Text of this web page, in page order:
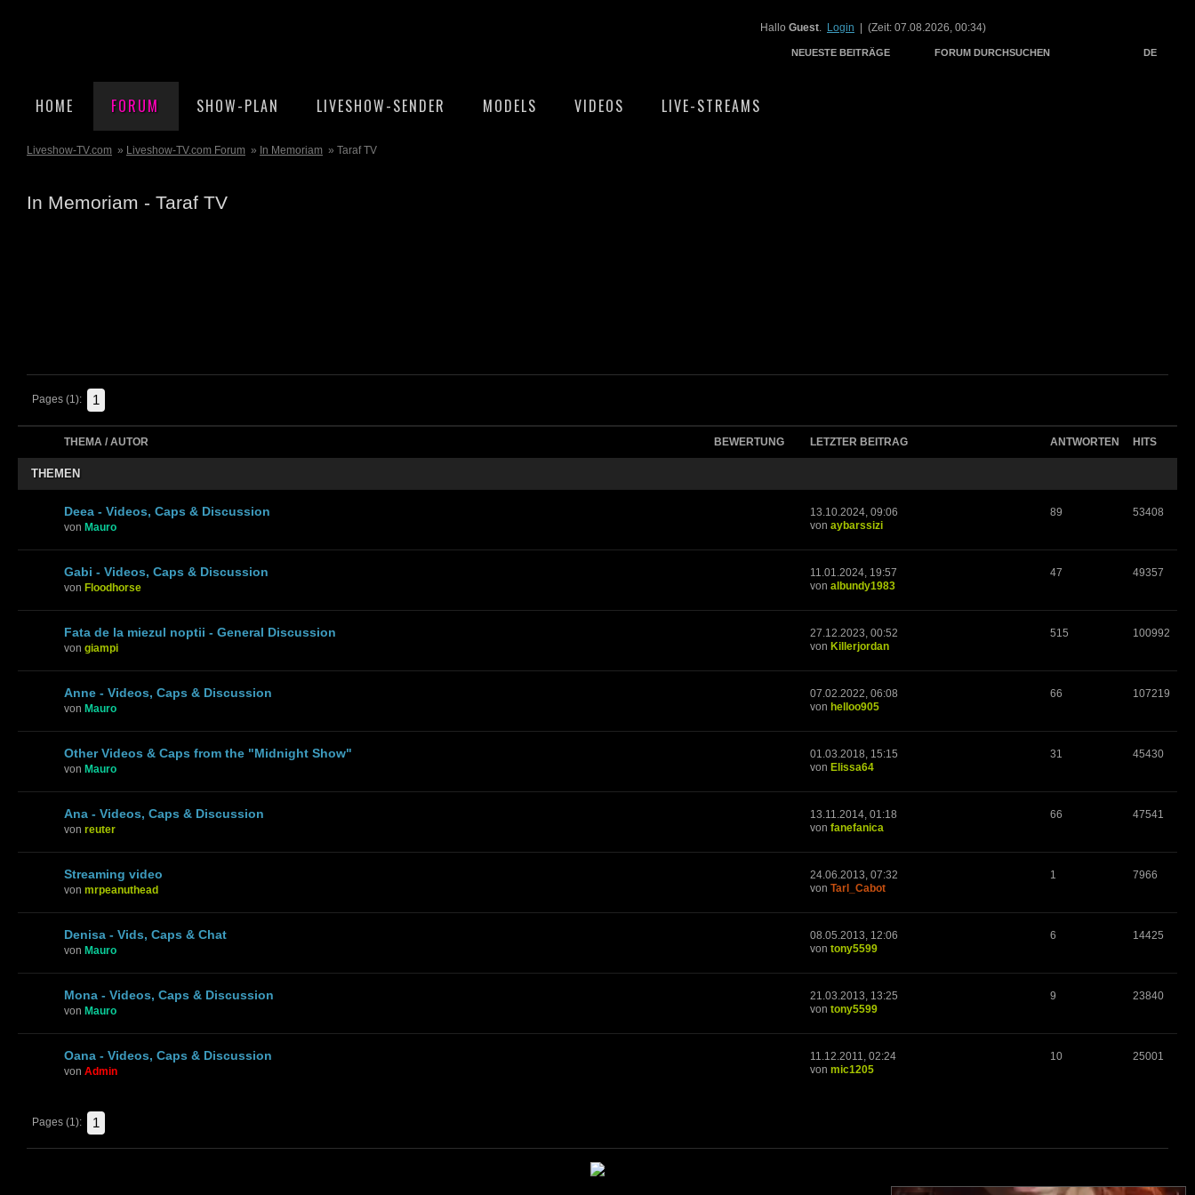
Hallo Guest. Login | (Zeit: 07.08.2026, 00:34)
NEUESTE BEITRÄGE FORUM DURCHSUCHEN DE
HOME FORUM SHOW-PLAN LIVESHOW-SENDER MODELS VIDEOS LIVE-STREAMS
Liveshow-TV.com » Liveshow-TV.com Forum » In Memoriam » Taraf TV
In Memoriam - Taraf TV
Pages (1): 1
THEMA / AUTOR BEWERTUNG LETZTER BEITRAG ANTWORTEN HITS
THEMEN
Deea - Videos, Caps & Discussion
von Mauro
13.10.2024, 09:06
von aybarssizi
89 53408
Gabi - Videos, Caps & Discussion
von Floodhorse
11.01.2024, 19:57
von albundy1983
47 49357
Fata de la miezul noptii - General Discussion
von giampi
27.12.2023, 00:52
von Killerjordan
515 100992
Anne - Videos, Caps & Discussion
von Mauro
07.02.2022, 06:08
von helloo905
66 107219
Other Videos & Caps from the "Midnight Show"
von Mauro
01.03.2018, 15:15
von Elissa64
31 45430
Ana - Videos, Caps & Discussion
von reuter
13.11.2014, 01:18
von fanefanica
66 47541
Streaming video
von mrpeanuthead
24.06.2013, 07:32
von Tarl_Cabot
1 7966
Denisa - Vids, Caps & Chat
von Mauro
08.05.2013, 12:06
von tony5599
6 14425
Mona - Videos, Caps & Discussion
von Mauro
21.03.2013, 13:25
von tony5599
9 23840
Oana - Videos, Caps & Discussion
von Admin
11.12.2011, 02:24
von mic1205
10 25001
Pages (1): 1